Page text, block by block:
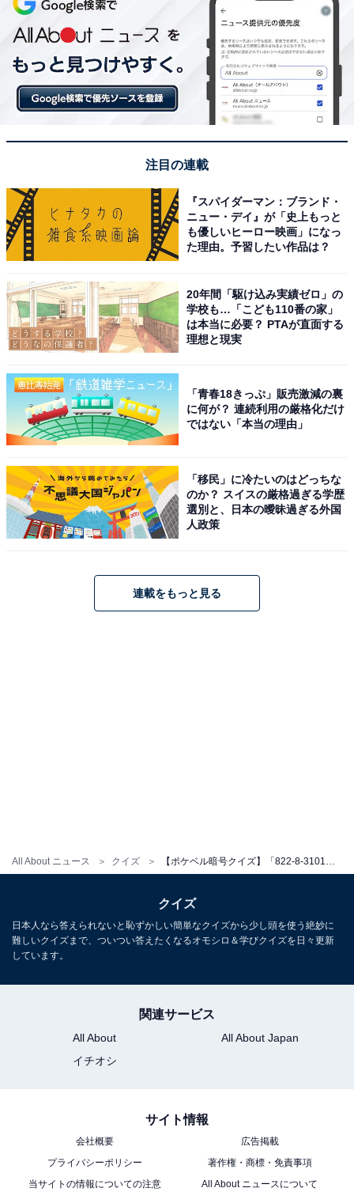
All About ニュース クイズ
注目の連載
『スパイダーマン：ブランド・
ニュー・デイ』が「史上もっと
も優しいヒーロー映画」になっ
た理由。予習したい作品は？
20年間「駆け込み実績ゼロ」の
学校も…「こども110番の家」
は本当に必要？ PTAが直面する
理想と現実
「青春18きっぷ」販売激減の裏
に何が？ 連続利用の厳格化だけ
ではない「本当の理由」
「移民」に冷たいのはどっちな
のか？ スイスの厳格過ぎる学歴
選別と、日本の曖昧過ぎる外国
人政策
連載をもっと見る
クイズ
日本人なら答えられないと恥ずかしい簡単なクイズから少し頭を使う絶妙に
難しいクイズまで、ついつい答えたくなるオモシロ＆学びクイズを日々更新
しています。
関連サービス
All About
All About Japan
イチオシ
サイト情報
会社概要
広告掲載
プライバシーポリシー
著作権・商標・免責事項
当サイトの情報についての注意
All About ニュースについて